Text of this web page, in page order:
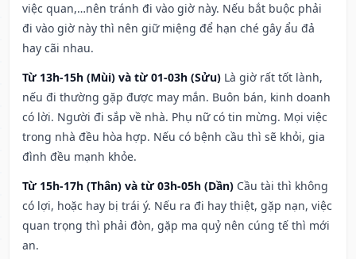
việc quan,…nên tránh đi vào giờ này. Nếu bắt buộc phải
đi vào giờ này thì nên giữ miệng để hạn ché gây ẩu đả
hay cãi nhau.
Từ 13h-15h (Mùi) và từ 01-03h (Sửu) Là giờ rất tốt lành,
nếu đi thường gặp được may mắn. Buôn bán, kinh doanh
có lời. Người đi sắp về nhà. Phụ nữ có tin mừng. Mọi việc
trong nhà đều hòa hợp. Nếu có bệnh cầu thì sẽ khỏi, gia
đình đều mạnh khỏe.
Từ 15h-17h (Thân) và từ 03h-05h (Dần) Cầu tài thì không
có lợi, hoặc hay bị trái ý. Nếu ra đi hay thiệt, gặp nạn, việc
quan trọng thì phải đòn, gặp ma quỷ nên cúng tế thì mới
an.